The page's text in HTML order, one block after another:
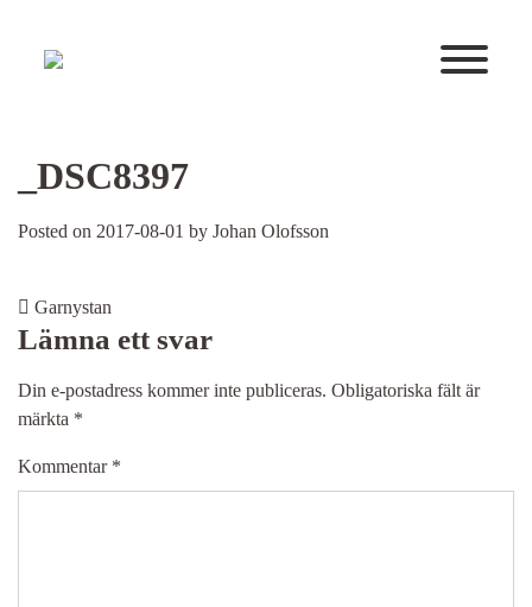
Huvudnavigering
_DSC8397
Posted on 2017-08-01 by Johan Olofsson
Post navigation
Garnystan
Lämna ett svar
Din e-postadress kommer inte publiceras. Obligatoriska fält är
märkta *
Kommentar *